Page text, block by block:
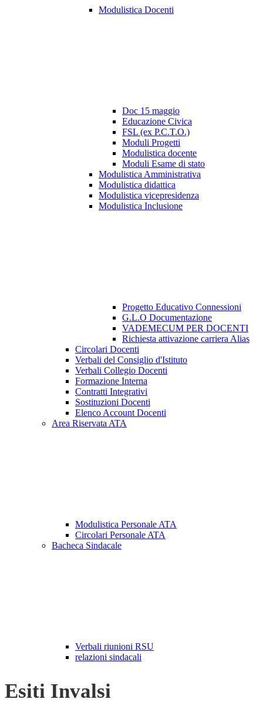
Modulistica Docenti
Doc 15 maggio
Educazione Civica
FSL (ex P.C.T.O.)
Moduli Progetti
Modulistica docente
Moduli Esame di stato
Modulistica Amministrativa
Modulistica didattica
Modulistica vicepresidenza
Modulistica Inclusione
Progetto Educativo Connessioni
G.L.O Documentazione
VADEMECUM PER DOCENTI
Richiesta attivazione carriera Alias
Circolari Docenti
Verbali del Consiglio d'Istituto
Verbali Collegio Docenti
Formazione Interna
Contratti Integrativi
Sostituzioni Docenti
Elenco Account Docenti
Area Riservata ATA
Modulistica Personale ATA
Circolari Personale ATA
Bacheca Sindacale
Verbali riunioni RSU
relazioni sindacali
Esiti Invalsi